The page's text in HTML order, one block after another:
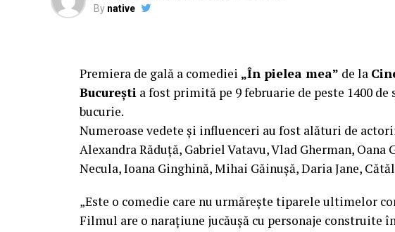
Producător asociat: MAGNETIC MEDIA
Casting: ELEPHANT MEDIA.
Realizat cu sprijinul:
Co-finanțatori:C&C HOUSE RESIDENCE, S&I BEST
FREON
PALACE; ȘERBAN & ASOCIAȚII; ESTEEM BODY
MERLIN’S; DOWNTOWN FITNESS MATEI BASARAB;
By native
Premiera de gală a comediei „În pielea mea” de la
București a fost primită pe 9 februarie de peste 1400
bucurie.
Numeroase vedete și influenceri au fost alături de
Alexandra Răduță, Gabriel Vatavu, Vlad Gherman, Oana
Necula, Ioana Ginghină, Mihai Găinușă, Daria Jane,
„Este o comedie care nu urmărește tiparele ultimelor
Filmul are o narațiune jucăușă cu personaje construite